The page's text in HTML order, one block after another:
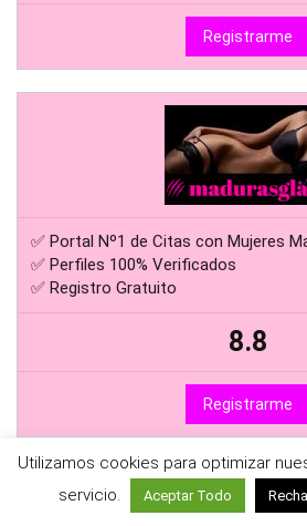
Registrarme
✅ Portal Nº1 de Citas con Mujeres
✅ Perfiles 100% Verificados
✅ Registro Gratuito
8.8
Registrarme
Utilizamos cookies para optimizar
servicio.
Aceptar Todo